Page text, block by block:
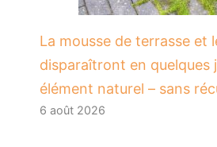
La mousse de terrasse et
disparaîtront en quelques
élément naturel – sans
6 août 2026